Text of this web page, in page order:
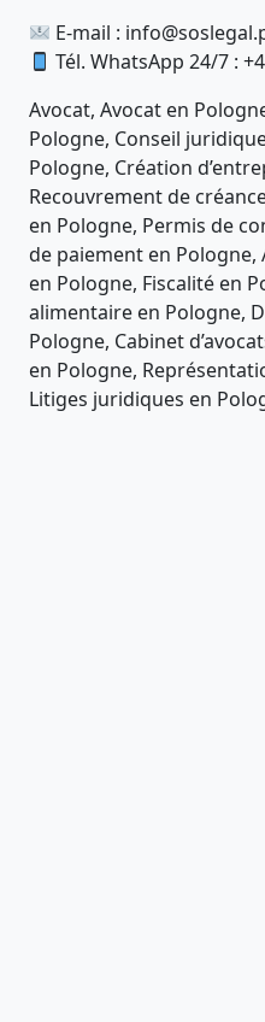
E-mail :
Tél. WhatsApp 24/7 :
Avocat, Avocat en
Pologne, Conseil
Pologne, Création
Recouvrement de
en Pologne, Permis de
de paiement en
en Pologne, Fiscalité en
alimentaire en Pologne,
Pologne, Cabinet
en Pologne,
Litiges juridiques en